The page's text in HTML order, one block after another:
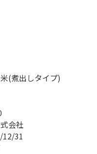
(煮出しタイプ)
会社
12/31